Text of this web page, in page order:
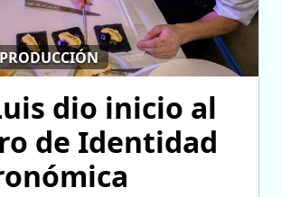
dio inicio al
de Identidad